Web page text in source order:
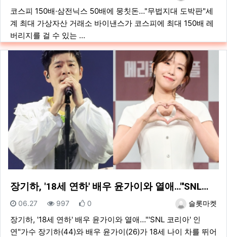
코스피 150배·삼전닉스 50배에 뭉칫돈…"무법지대 도박판"세
계 최대 가상자산 거래소 바이낸스가 코스피에 최대 150배 레
버리지를 걸 수 있는 …
장기하, '18세 연하' 배우 윤가이와 열애…"'SNL…
등록자슬롯마켓
등록일
06.27 조회
997 추천
0
장기하, '18세 연하' 배우 윤가이와 열애…"'SNL 코리아' 인
연"가수 장기하(44)와 배우 윤가이(26)가 18세 나이 차를 뛰어